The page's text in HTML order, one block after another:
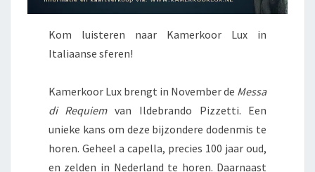
Kom luisteren naar Kamerkoor Lux in
Italiaanse sferen!
Kamerkoor Lux brengt in November de Messa
di Requiemvan Ildebrando Pizzetti. Een
unieke kans om deze bijzondere dodenmis te
horen. Geheel a capella, precies 100 jaar oud,
en zelden in Nederland te horen. Daarnaast